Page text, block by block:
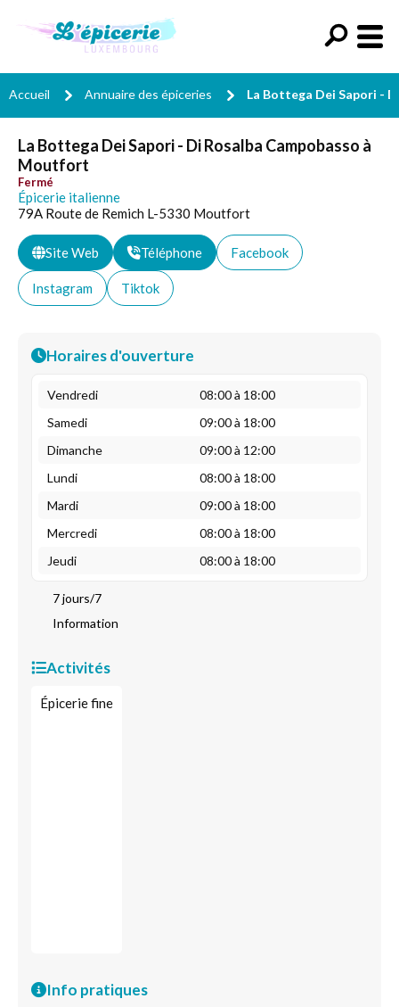
Accueil Annuaire des épiceries La Bottega Dei Sapori -
La Bottega Dei Sapori - Di Rosalba Campobasso à
Moutfort
Fermé
Épicerie italienne
79A Route de Remich L-5330 Moutfort
Site Web Téléphone Facebook
Instagram Tiktok
Horaires d'ouverture
Vendredi
08:00 à 18:00
Samedi
09:00 à 18:00
Dimanche
09:00 à 12:00
Lundi
08:00 à 18:00
Mardi
09:00 à 18:00
Mercredi
08:00 à 18:00
Jeudi
08:00 à 18:00
7 jours/7
Information
Activités
Épicerie fine
Info pratiques